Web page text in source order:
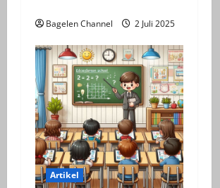
Bagelen Channel 2 Juli 2025
Artikel